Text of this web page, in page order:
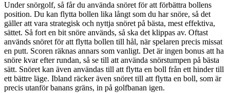
Under snörgolf, så får du använda snöret för att förbättra bollens
position. Du kan flytta bollen lika långt som du har snöre, så det
gäller att vara strategisk och nyttja snöret på bästa, mest effektiva,
sättet. Så fort en bit snöre används, så ska det klippas av. Oftast
används snöret för att flytta bollen till hål, när spelaren precis missat
en putt. Scoren räknas annars som vanligt. Det är ingen bonus att ha
snöre kvar efter rundan, så se till att använda snörstumpen på bästa
sätt. Snöret kan även användas till att flytta en boll från ett hinder till
ett bättre läge. Ibland räcker även snöret till att flytta en boll, som är
precis utanför banans gräns, in på golfbanan igen.